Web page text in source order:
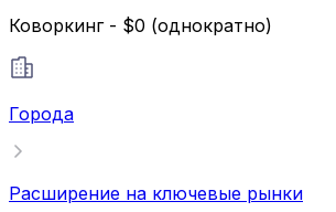
Коворкинг - $0 (однократно)
Города
Расширение на ключевые рынки